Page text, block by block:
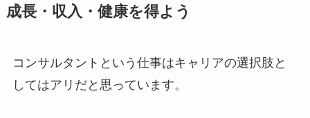
成長・収入・健康を得よう
コンサルタントという仕事はキャリアの選択肢と
してはアリだと思っています。